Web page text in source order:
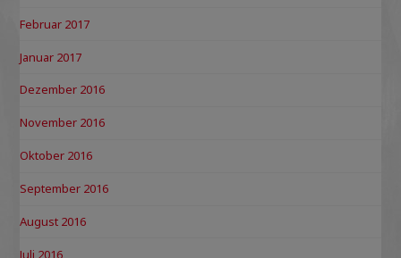
Februar 2017
Januar 2017
Dezember 2016
November 2016
Oktober 2016
September 2016
August 2016
Juli 2016